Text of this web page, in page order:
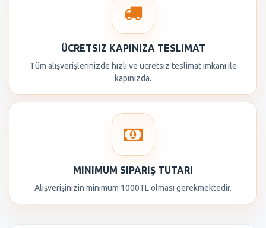
ÜCRETSIZ KAPINIZA TESLIMAT
Tüm alışverişlerinizde hızlı ve ücretsiz teslimat imkanı ile
kapınızda.
MINIMUM SIPARIŞ TUTARI
Alışverişinizin minimum 1000TL olması gerekmektedir.